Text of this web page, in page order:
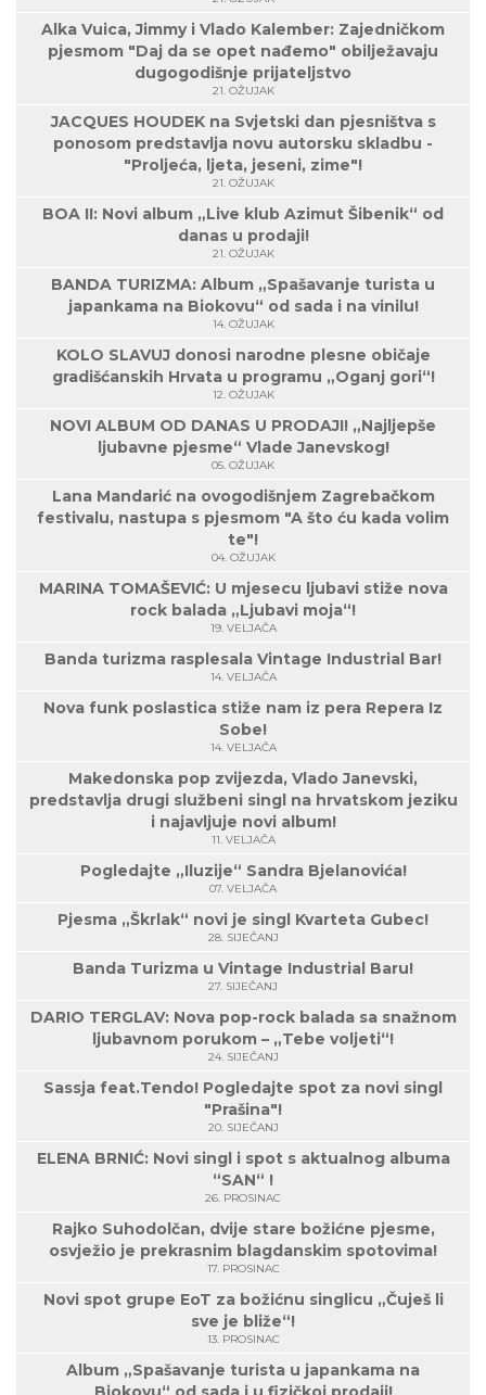
Alka Vuica, Jimmy i Vlado Kalember: Zajedničkom
pjesmom "Daj da se opet nađemo" obilježavaju
dugogodišnje prijateljstvo
21. OŽUJAK
JACQUES HOUDEK na Svjetski dan pjesništva s
ponosom predstavlja novu autorsku skladbu -
"Proljeća, ljeta, jeseni, zime"!
21. OŽUJAK
BOA II: Novi album „Live klub Azimut Šibenik“ od
danas u prodaji!
21. OŽUJAK
BANDA TURIZMA: Album „Spašavanje turista u
japankama na Biokovu“ od sada i na vinilu!
14. OŽUJAK
KOLO SLAVUJ donosi narodne plesne običaje
gradišćanskih Hrvata u programu „Oganj gori“!
12. OŽUJAK
NOVI ALBUM OD DANAS U PRODAJI! „Najljepše
ljubavne pjesme“ Vlade Janevskog!
05. OŽUJAK
Lana Mandarić na ovogodišnjem Zagrebačkom
festivalu, nastupa s pjesmom "A što ću kada volim
te"!
04. OŽUJAK
MARINA TOMAŠEVIĆ: U mjesecu ljubavi stiže nova
rock balada „Ljubavi moja“!
19. VELJAČA
Banda turizma rasplesala Vintage Industrial Bar!
14. VELJAČA
Nova funk poslastica stiže nam iz pera Repera Iz
Sobe!
14. VELJAČA
Makedonska pop zvijezda, Vlado Janevski,
predstavlja drugi službeni singl na hrvatskom jeziku
i najavljuje novi album!
11. VELJAČA
Pogledajte „Iluzije“ Sandra Bjelanovića!
07. VELJAČA
Pjesma „Škrlak“ novi je singl Kvarteta Gubec!
28. SIJEČANJ
Banda Turizma u Vintage Industrial Baru!
27. SIJEČANJ
DARIO TERGLAV: Nova pop-rock balada sa snažnom
ljubavnom porukom – „Tebe voljeti“!
24. SIJEČANJ
Sassja feat.Tendo! Pogledajte spot za novi singl
"Prašina"!
20. SIJEČANJ
ELENA BRNIĆ: Novi singl i spot s aktualnog albuma
“SAN“ !
26. PROSINAC
Rajko Suhodolčan, dvije stare božićne pjesme,
osvježio je prekrasnim blagdanskim spotovima!
17. PROSINAC
Novi spot grupe EoT za božićnu singlicu „Čuješ li
sve je bliže“!
13. PROSINAC
Album „Spašavanje turista u japankama na